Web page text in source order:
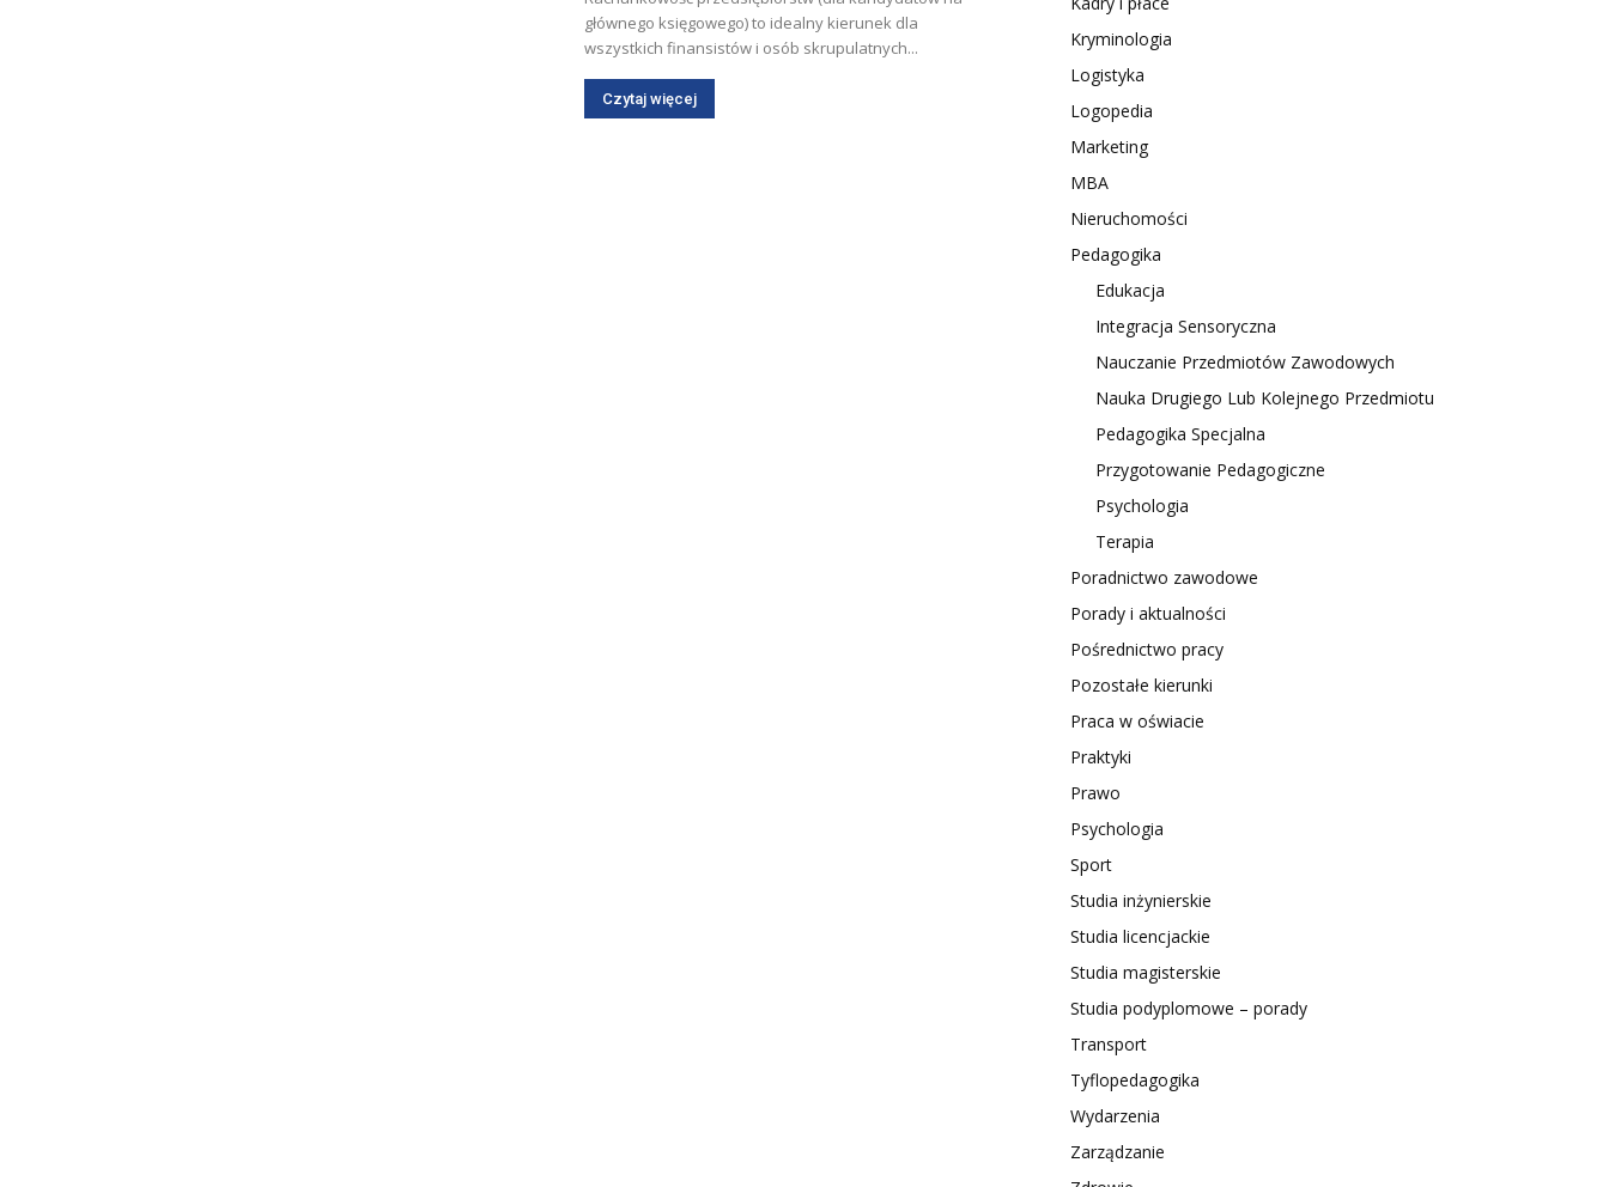
głównego księgowego) to idealny kierunek dla
wszystkich finansistów i osób skrupulatnych...
Czytaj więcej
Kryminologia
Logistyka
Logopedia
Marketing
MBA
Nieruchomości
Pedagogika
Edukacja
Integracja Sensoryczna
Nauczanie Przedmiotów Zawodowych
Nauka Drugiego Lub Kolejnego Przedmiotu
Pedagogika Specjalna
Przygotowanie Pedagogiczne
Psychologia
Terapia
Poradnictwo zawodowe
Porady i aktualności
Pośrednictwo pracy
Pozostałe kierunki
Praca w oświacie
Praktyki
Prawo
Psychologia
Sport
Studia inżynierskie
Studia licencjackie
Studia magisterskie
Studia podyplomowe – porady
Transport
Tyflopedagogika
Wydarzenia
Zarządzanie